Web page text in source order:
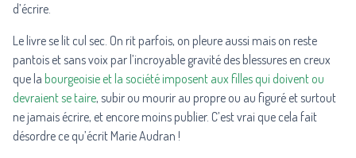
d’écrire.
Le livre se lit cul sec. On rit parfois, on pleure aussi mais on reste
pantois et sans voix par l’incroyable gravité des blessures en creux
que la bourgeoisie et la société imposent aux filles qui doivent ou
devraient se taire, subir ou mourir au propre ou au figuré et surtout
ne jamais écrire, et encore moins publier. C’est vrai que cela fait
désordre ce qu’écrit Marie Audran !